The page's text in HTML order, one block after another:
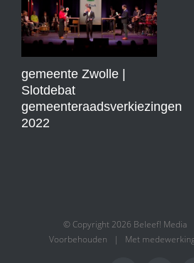
gemeente Zwolle |
Slotdebat
gemeenteraadsverkiezingen
2022
© Copyright 2026 Beleef!
Voorbehouden | Met